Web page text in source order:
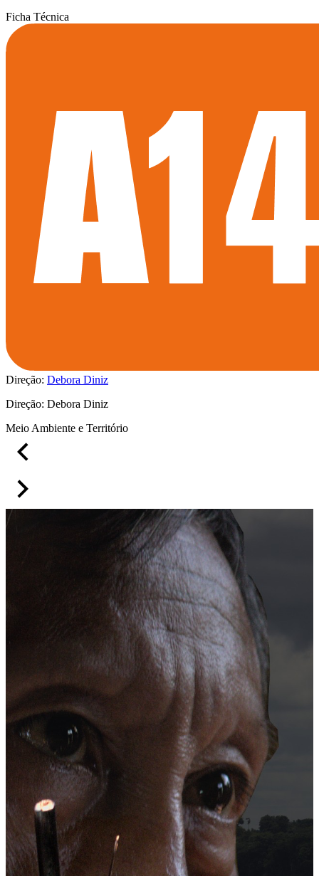
Ficha Técnica
Direção: Debora Diniz
Direção: Debora Diniz
Meio Ambiente e Território